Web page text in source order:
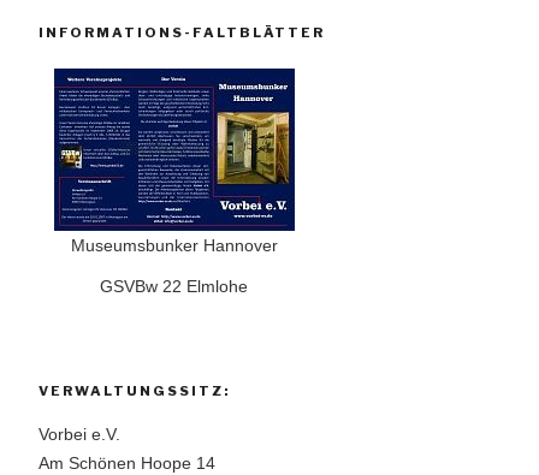
INFORMATIONS-FALTBLÄTTER
Museumsbunker Hannover
GSVBw 22 Elmlohe
VERWALTUNGSSITZ:
Vorbei e.V.
Am Schönen Hoope 14